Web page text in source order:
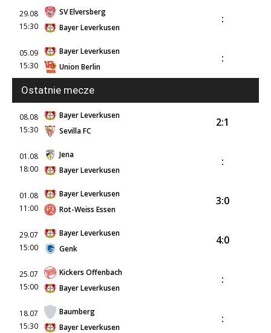
29.08
15:30
SV Elversberg
Bayer Leverkusen
:
05.09
15:30
Bayer Leverkusen
Union Berlin
:
Ostatnie mecze
08.08
15:30
Bayer Leverkusen
Sevilla FC
2:1
01.08
18:00
Jena
Bayer Leverkusen
:
01.08
11:00
Bayer Leverkusen
Rot-Weiss Essen
3:0
29.07
15:00
Bayer Leverkusen
Genk
4:0
25.07
15:00
Kickers Offenbach
Bayer Leverkusen
:
18.07
15:30
Baumberg
Bayer Leverkusen
: